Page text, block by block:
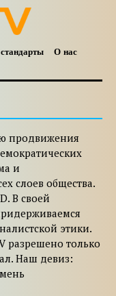
О нас
продвижения
и
слоев общества.
В своей
этики.
разрешено только
Наш девиз: